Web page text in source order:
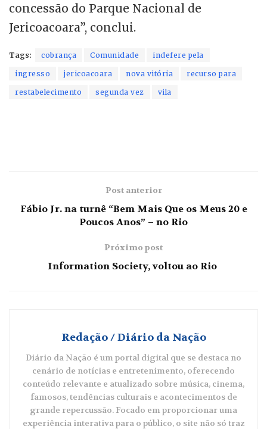
concessão do Parque Nacional de
Jericoacoara”, conclui.
Tags: cobrança Comunidade indefere pela
ingresso jericoacoara nova vitória recurso para
restabelecimento segunda vez vila
Post anterior
Fábio Jr. na turnê “Bem Mais Que os Meus 20 e
Poucos Anos” – no Rio
Próximo post
Information Society, voltou ao Rio
Redação / Diário da Nação
Diário da Nação é um portal digital que se destaca no
cenário de notícias e entretenimento, oferecendo
conteúdo relevante e atualizado sobre música, cinema,
famosos, tendências culturais e acontecimentos de
grande repercussão. Focado em proporcionar uma
experiência interativa para o público, o site não só traz